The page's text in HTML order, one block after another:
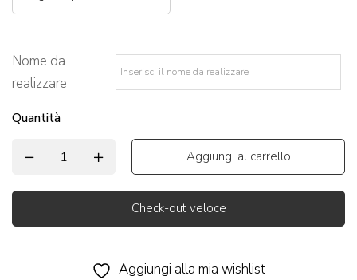
Nome da
realizzare
Quantità
Aggiungi al carrello
Check-out veloce
Aggiungi alla mia wishlist